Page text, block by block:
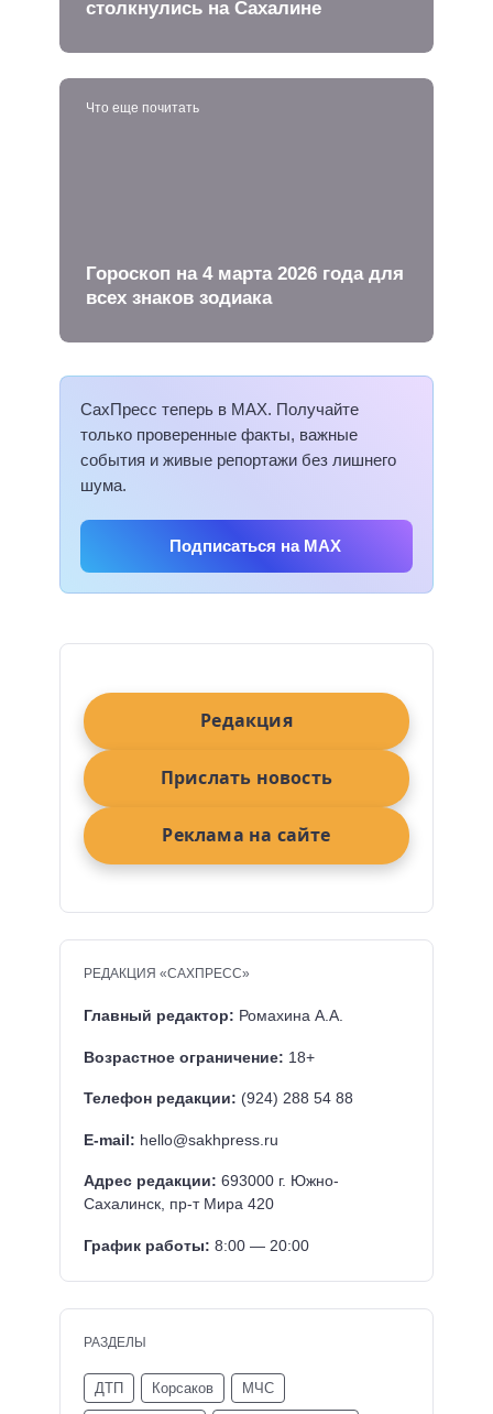
столкнулись на Сахалине
Что еще почитать
Гороскоп на 4 марта 2026 года для
всех знаков зодиака
СахПресс теперь в MAX. Получайте
только проверенные факты, важные
события и живые репортажи без лишнего
шума.
Подписаться на MAX
Редакция
Прислать новость
Реклама на сайте
РЕДАКЦИЯ «САХПРЕСС»
Главный редактор: Ромахина А.А.
Возрастное ограничение: 18+
Телефон редакции: (924) 288 54 88
E-mail: hello@sakhpress.ru
Адрес редакции: 693000 г. Южно-
Сахалинск, пр-т Мира 420
График работы: 8:00 — 20:00
РАЗДЕЛЫ
ДТП Корсаков МЧС